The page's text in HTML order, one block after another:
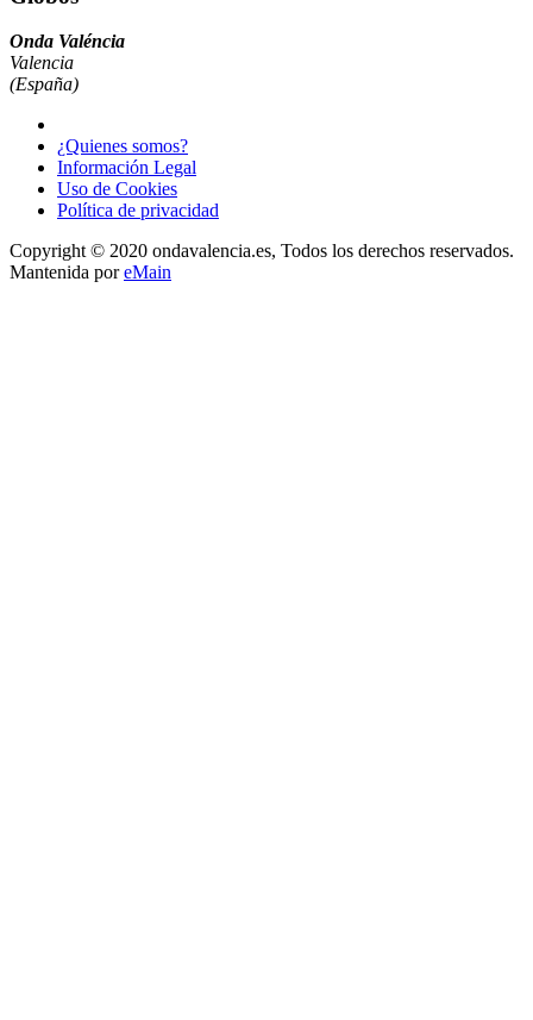
Onda Valéncia
Valencia
(España)
¿Quienes somos?
Información Legal
Uso de Cookies
Política de privacidad
Copyright © 2020 ondavalencia.es, Todos los derechos reservados.
Mantenida poreMain